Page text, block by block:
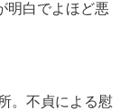
明白でよほど悪
。不貞による慰